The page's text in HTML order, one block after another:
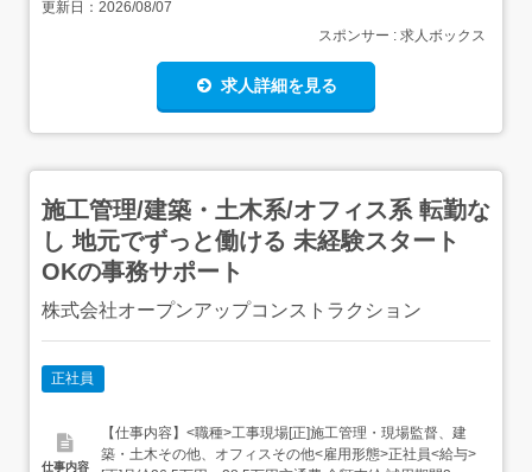
更新日： 2026/08/07
スポンサー : 求人ボックス
求人詳細を見る
施工管理/建築・土木系/オフィス系 転勤な
し 地元でずっと働ける 未経験スタート
OKの事務サポート
株式会社オープンアップコンストラクション
正社員
仕事内容
【仕事内容】<職種>工事現場[正]施工管理・現場監督、建
築・土木その他、オフィスその他<雇用形態>正社員<給与>